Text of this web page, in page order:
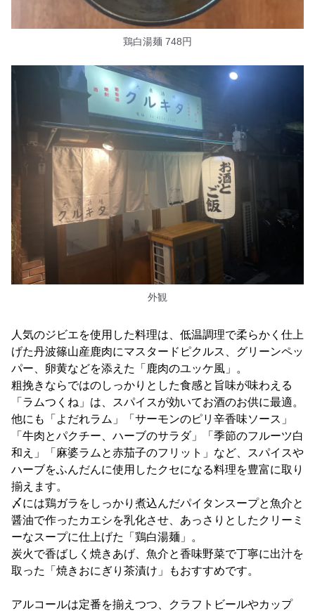
鶏白湯麺 748円
外観
人気のジビエを使用した料理は、低温調理で柔らかく仕上
げた丹波篠山産鹿肉にマスタードピクルス、グリーンペッ
パー、卵黄などを添えた「鹿肉のユッケ風」。
粗挽きならではのしっかりとした食感と旨味が味わえる
「ラムつくね」は、スパイスが効いてお酒のお供に最適。
他にも「よだれラム」「サーモンのピリ辛香味ソース」
「牛肉とパクチー、ハーブのサラダ」「季節のフルーツ白
和え」「麻婆ラムと赤茄子のフリット」など、スパイスや
ハーブをふんだんに使用したクセになる料理を豊富に取り
揃えます。
〆には鶏ガラをしっかり煮込んだパイタンスープと魚介と
醤油で作ったカエシを乳化させ、あっさりとしたクリーミ
ーなスープに仕上げた「鶏白湯麺」。
炭火で香ばしく焼きあげ、魚介と香味野菜で丁寧に出汁を
取った「焼きおにぎり茶漬け」もおすすめです。
アルコールは定番を揃えつつ、クラフトビールやカップ